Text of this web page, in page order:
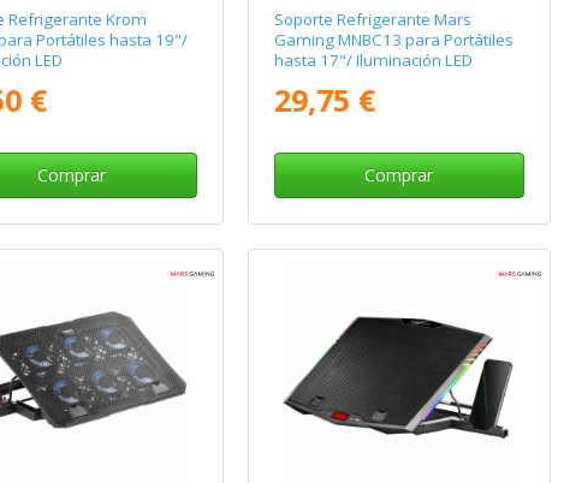
Refrigerante Krom
Portátiles hasta 19"/
LED
€
Comprar
Soporte Refrigerante Mars
Gaming MNBC13 para Portátiles
hasta 17"/ Iluminación LED
29,75 €
Comprar